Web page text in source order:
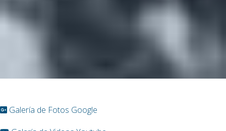
Galería de Fotos Google